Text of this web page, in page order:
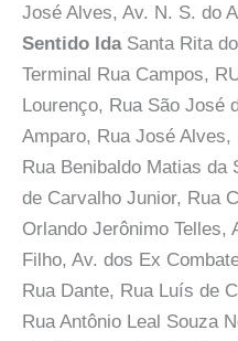
José Alves, Av. N. S. do
Sentido IdaSanta Rita
Terminal Rua Campos,
Lourenço, Rua São José
Amparo, Rua José
Rua Benibaldo Matias da
de Carvalho Junior, Rua
Orlando Jerônimo Telles,
Filho, Av. dos Ex
Rua Dante, Rua Luís de
Rua Antônio Leal Souza